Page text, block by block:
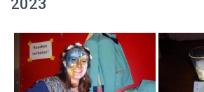
2023